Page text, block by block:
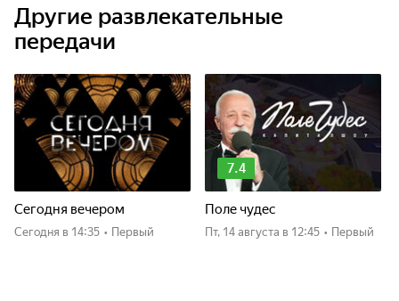
Другие развлекательные
передачи
Сегодня вечером
Сегодня в 14:35 • Первый
7.4
Поле чудес
пт, 14 августа в 12:45 • Первый